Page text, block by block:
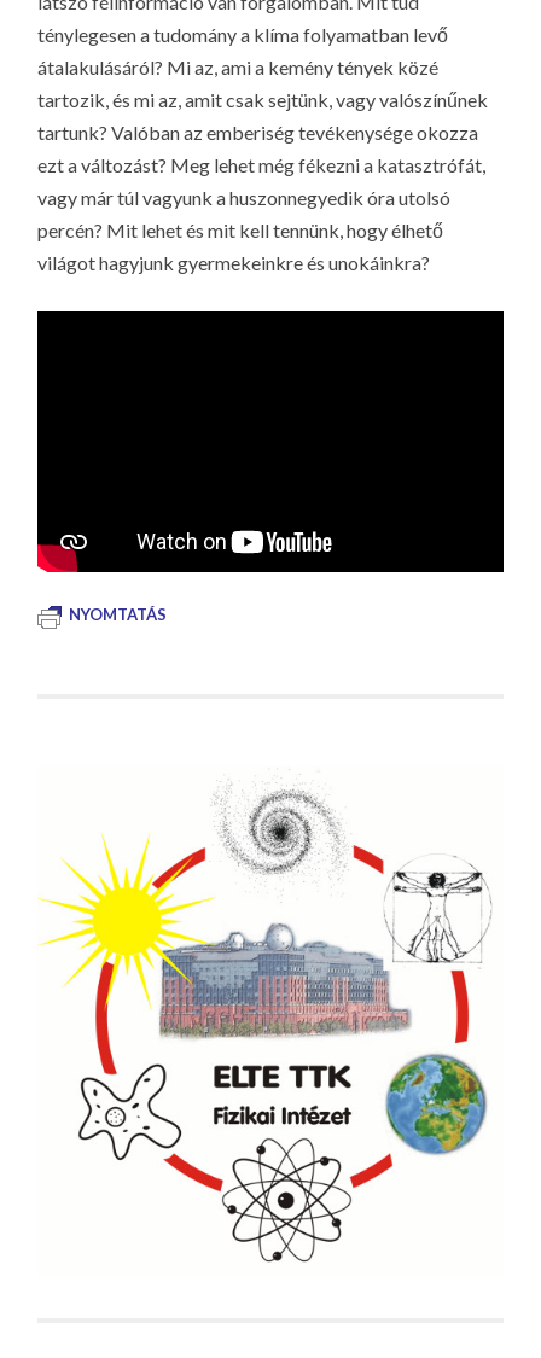
ténylegesen a tudomány a klíma folyamatban levő
átalakulásáról? Mi az, ami a kemény tények közé
tartozik, és mi az, amit csak sejtünk, vagy valószínűnek
tartunk? Valóban az emberiség tevékenysége okozza
ezt a változást? Meg lehet még fékezni a katasztrófát,
vagy már túl vagyunk a huszonnegyedik óra utolsó
percén? Mit lehet és mit kell tennünk, hogy élhető
világot hagyjunk gyermekeinkre és unokáinkra?
NYOMTATÁS